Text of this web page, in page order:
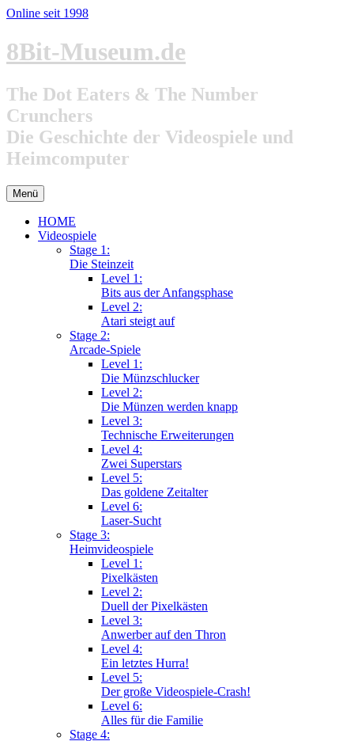
Online seit 1998
Zum
Inhalt
8Bit-Museum.de
The Dot Eaters & The Number
Crunchers
Die Geschichte der Videospiele und
Heimcomputer
Menü
HOME
Videospiele
Stage 1:
Die Steinzeit
Level 1:
Bits aus der Anfangsphase
Level 2:
Atari steigt auf
Stage 2:
Arcade-Spiele
Level 1:
Die Münzschlucker
Level 2:
Die Münzen werden knapp
Level 3:
Technische Erweiterungen
Level 4:
Zwei Superstars
Level 5:
Das goldene Zeitalter
Level 6:
Laser-Sucht
Stage 3:
Heimvideospiele
Level 1:
Pixelkästen
Level 2:
Duell der Pixelkästen
Level 3:
Anwerber auf den Thron
Level 4:
Ein letztes Hurra!
Level 5:
Der große Videospiele-Crash!
Level 6:
Alles für die Familie
Stage 4: